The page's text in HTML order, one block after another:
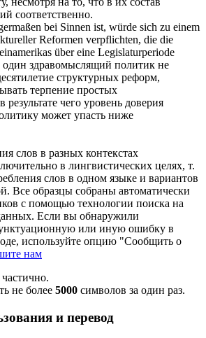
соответственно.
bei Sinnen ist, würde sich zu einem
Reformen verpflichten, die die
über eine Legislaturperiode
здравомыслящий политик не
структурных реформ,
терпение простых
чего уровень доверия
может упасть ниже
слов в разных контекстах
в лингвистических целях, т.
слов в одном языке и вариантов
Все образцы собраны автоматически
с помощью технологии поиска на
Если вы обнаружили
или иную ошибку в
используйте опцию "Сообщить о
нам
не более 5000 символов за один раз.
и перевод